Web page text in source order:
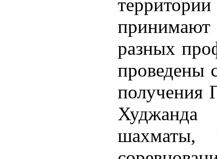
разных
проведены
получения
шахматы,